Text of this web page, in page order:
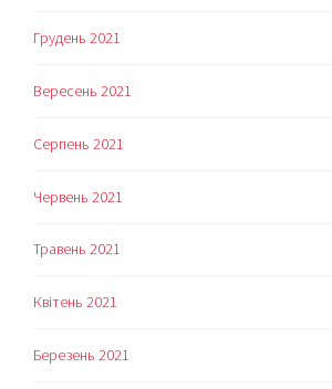
Грудень 2021
Вересень 2021
Серпень 2021
Червень 2021
Травень 2021
Квітень 2021
Березень 2021